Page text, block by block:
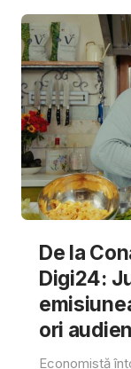
De la
Digi24:
ori
Economistă